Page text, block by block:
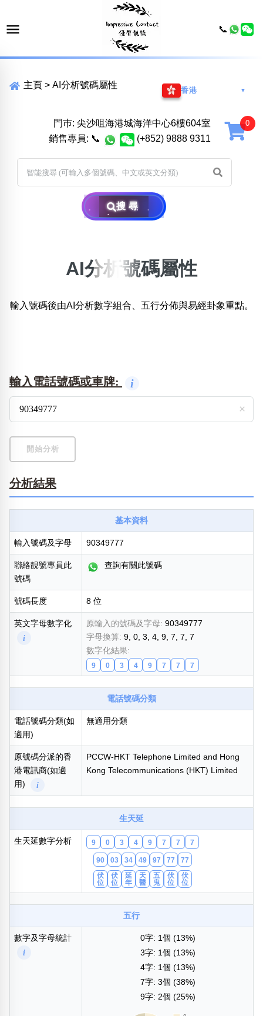
主頁 > AI分析號碼屬性
香港 ▼
門巿: 尖沙咀海港城海洋中心6樓604室
銷售專員: 📞 (+852) 9888 9311
搜尋
位置:
清除全部分類
清除全部分類
熱門分類
888尾
999尾 777尾 9字頭
清除全部分類
搜尋
幸運號分類
幸運分類
基本分類
位置分類
包含數字
次數分類
生天延/貴財成
五行
清除全部分類
AI分析號碼屬性
輸入號碼後由AI分析數字組合、五行分佈與易經卦象重點。
輸入電話號碼或車牌: i
×
開始分析
分析結果
基本資料
輸入號碼及字母 90349777
聯絡靚號專員此
號碼
查詢有關此號碼
號碼長度 8 位
英文字母數字化
i
原輸入的號碼及字母: 90349777
字母換算: 9, 0, 3, 4, 9, 7, 7, 7
數字化結果:
9 0 3 4 9 7 7 7
電話號碼分類
電話號碼分類(如
適用)
無適用分類
原號碼分派的香
港電訊商(如適
用)
i
PCCW-HKT Telephone Limited and Hong
Kong Telecommunications (HKT) Limited
生天延
生天延數字分析 9 0 3 4 9 7 7 7
90 03 34 49 97 77 77
伏
位
伏
位
延
年
天
醫
五
鬼
伏
位
伏
位
五行
數字及字母統計
i
0字: 1個 (13%)
3字: 1個 (13%)
4字: 1個 (13%)
7字: 3個 (38%)
9字: 2個 (25%)
📞